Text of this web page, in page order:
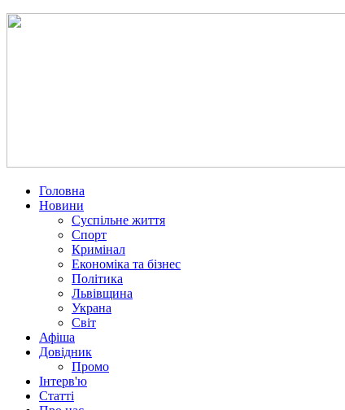
Головна
Новини
Суспільне життя
Спорт
Кримінал
Економіка та бізнес
Політика
Львівщина
Украна
Світ
Афіша
Довідник
Промо
Інтерв'ю
Статті